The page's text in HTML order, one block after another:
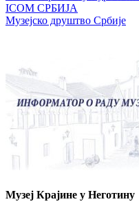
ICOM СРБИЈА
Музејско друштво Србије
Музеј Крајине у Неготину